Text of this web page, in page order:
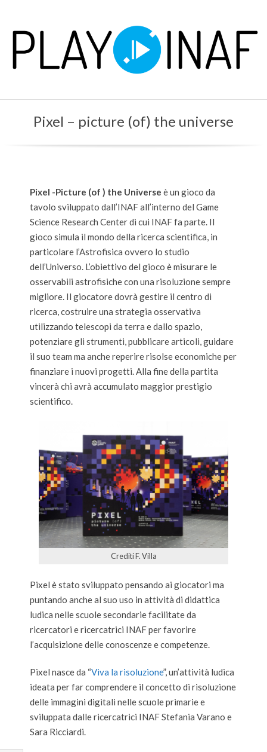
content
P
NavigationPixel – picture (of) the universe
Pixel -Picture (of ) the Universe è un gioco da
tavolo sviluppato dall’INAF all’interno del Game
Science Research Center di cui INAF fa parte. Il
gioco simula il mondo della ricerca scientifica, in
particolare l’Astrofisica ovvero lo studio
dell’Universo. L’obiettivo del gioco è misurare le
osservabili astrofisiche con una risoluzione sempre
migliore. Il giocatore dovrà gestire il centro di
ricerca, costruire una strategia osservativa
utilizzando telescopi da terra e dallo spazio,
potenziare gli strumenti, pubblicare articoli, guidare
il suo team ma anche reperire risolse economiche per
finanziare i nuovi progetti. Alla fine della partita
vincerà chi avrà accumulato maggior prestigio
scientifico.
Crediti F. Villa
Pixel è stato sviluppato pensando ai giocatori ma
puntando anche al suo uso in attività di didattica
ludica nelle scuole secondarie facilitate da
ricercatori e ricercatrici INAF per favorire
l’acquisizione delle conoscenze e competenze.
Pixel nasce da “Viva la risoluzione”, un’attività ludica
ideata per far comprendere il concetto di risoluzione
delle immagini digitali nelle scuole primarie e
sviluppata dalle ricercatrici INAF Stefania Varano e
Sara Ricciardi.